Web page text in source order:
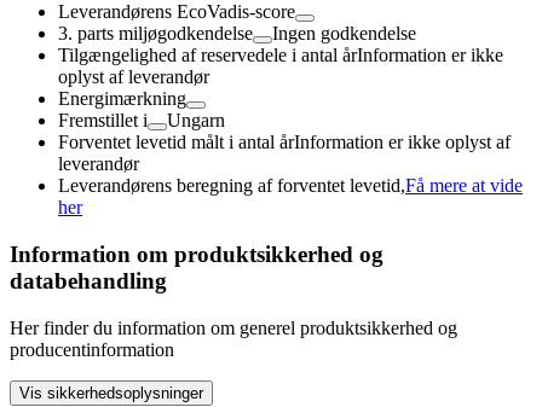
Leverandørens EcoVadis-score
3. parts miljøgodkendelse
Ingen godkendelse
Tilgængelighed af reservedele i antal årInformation er ikke
oplyst af leverandør
Energimærkning
Fremstillet i
Ungarn
Forventet levetid målt i antal årInformation er ikke oplyst af
leverandør
Leverandørens beregning af forventet levetid,Få mere at vide
her
Information om produktsikkerhed og
databehandling
Her finder du information om generel produktsikkerhed og
producentinformation
Vis sikkerhedsoplysninger